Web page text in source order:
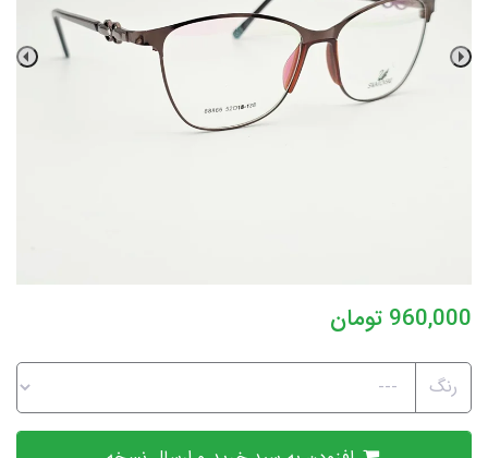
960,000 تومان
رنگ